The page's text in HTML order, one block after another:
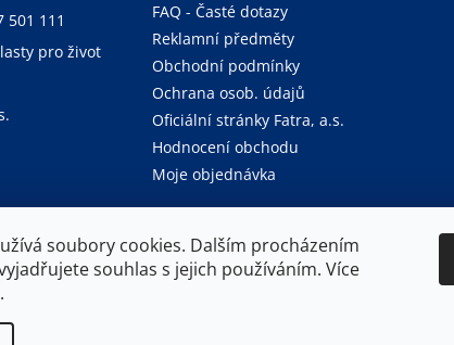
soubory cookies. Dalším procházením
souhlas s jejich používáním. Více
.
501 111
pro život
FAQ - Časté dotazy
Reklamní předměty
Obchodní podmínky
Ochrana osob. údajů
Oficiální stránky Fatra, a.s.
Hodnocení obchodu
Moje objednávka
Oficiální stránky společnosti Fatra, a.s.